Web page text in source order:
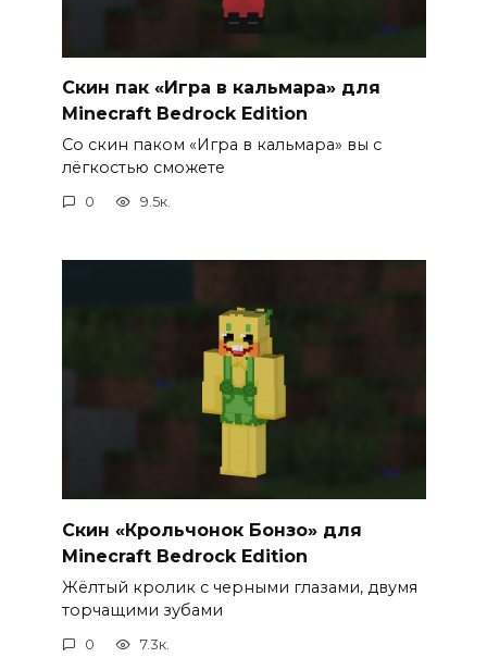
Скин пак «Игра в кальмара» для
Minecraft Bedrock Edition
Со скин паком «Игра в кальмара» вы с
лёгкостью сможете
0 9.5к.
Скин «Крольчонок Бонзо» для
Minecraft Bedrock Edition
Жёлтый кролик с черными глазами, двумя
торчащими зубами
0 7.3к.